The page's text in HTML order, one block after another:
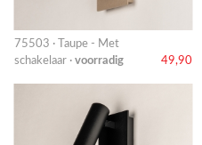
75503 · Taupe - Met
schakelaar · voorradig 49,90